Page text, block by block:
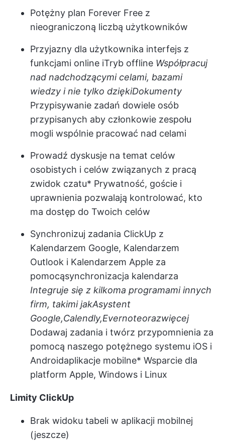
Potężny plan Forever Free z
nieograniczoną liczbą użytkowników
Przyjazny dla użytkownika interfejs z
funkcjami online iTryb offline Współpracuj
nad nadchodzącymi celami, bazami
wiedzy i nie tylko dziękiDokumenty
Przypisywanie zadań dowiele osób
przypisanych aby członkowie zespołu
mogli wspólnie pracować nad celami
Prowadź dyskusje na temat celów
osobistych i celów związanych z pracą
zwidok czatu* Prywatność, goście i
uprawnienia pozwalają kontrolować, kto
ma dostęp do Twoich celów
Synchronizuj zadania ClickUp z
Kalendarzem Google, Kalendarzem
Outlook i Kalendarzem Apple za
pomocąsynchronizacja kalendarza
Integruje się z kilkoma programami innych
firm, takimi jakAsystent
Google,Calendly,Evernoteorazwięcej
Dodawaj zadania i twórz przypomnienia za
pomocą naszego potężnego systemu iOS i
Androidaplikacje mobilne* Wsparcie dla
platform Apple, Windows i Linux
Limity ClickUp
Brak widoku tabeli w aplikacji mobilnej
(jeszcze)